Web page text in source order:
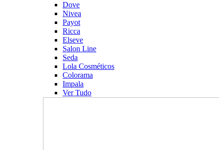
Dove
Nivea
Payot
Ricca
Elseve
Salon Line
Seda
Lola Cosméticos
Colorama
Impala
Ver Tudo